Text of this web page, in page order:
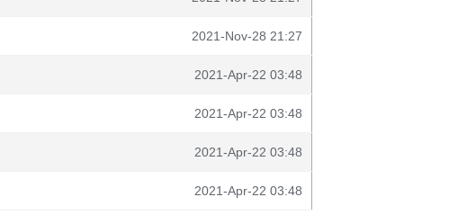
2021-Nov-28 21:27
2021-Apr-22 03:48
2021-Apr-22 03:48
2021-Apr-22 03:48
2021-Apr-22 03:48